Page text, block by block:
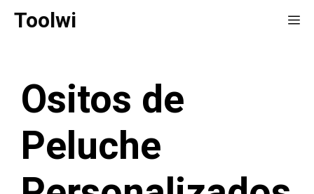
SaltarToolwi
Ositos de
Peluche